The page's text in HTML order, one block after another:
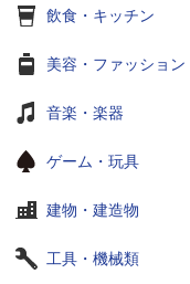
飲食・キッチン
美容・ファッション
音楽・楽器
ゲーム・玩具
建物・建造物
工具・機械類